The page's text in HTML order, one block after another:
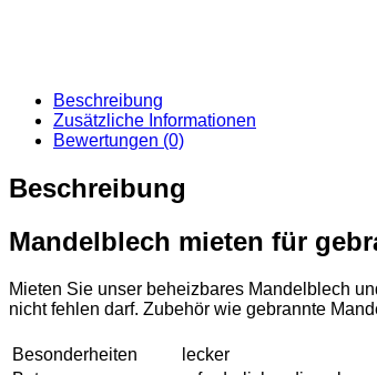
Beschreibung
Zusätzliche Informationen
Bewertungen (0)
Beschreibung
Mandelblech mieten für
Mieten Sie unser beheizbares Mandelblech
nicht fehlen darf. Zubehör wie gebrannte
Besonderheiten
lecker